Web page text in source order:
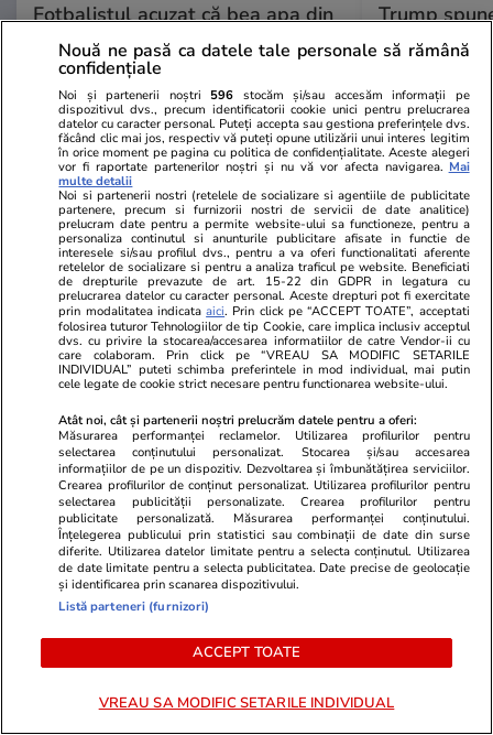
Fotbalistul acuzat că bea apa din
ghivece și florării, surprins de ce a
găsit în România: „Nu mă
așteptam la asta”
Trump
electrice
stârnește
ULTIMELE ȘTIRI
Știri Externe 14:22
Începe procesul istoric pentru uciderea lui
Tupac Shakur, la aproape 30 de ani de la
crimă. Cine este Dwayne „Keef D” Davis,
acuzat că a fost creierul atacului
Stiri Mondene 14:17
Cât costă preparatele juraților „Chefi la cuțite”
la Summer Well 2026: „Explozie de bucurie”.
Ce poți mânca în ultima zi de festival
Stiri Mondene
Anghel Damian, de ziua lui: „Cel mai tare mă
Nouă ne pasă ca datele tale personale să rămână
confidențiale
Noi și partenerii noștri 596 stocăm și/sau accesăm informații pe
dispozitivul dvs., precum identificatorii cookie unici pentru prelucrarea
datelor cu caracter personal. Puteți accepta sau gestiona preferințele dvs.
făcând clic mai jos, respectiv vă puteți opune utilizării unui interes legitim
în orice moment pe pagina cu politica de confidențialitate. Aceste alegeri
vor fi raportate partenerilor noștri și nu vă vor afecta navigarea. Mai
multe detalii
Noi si partenerii nostri (retelele de socializare si agentiile de publicitate
partenere, precum si furnizorii nostri de servicii de date analitice)
prelucram date pentru a permite website-ului sa functioneze, pentru a
personaliza continutul si anunturile publicitare afisate in functie de
interesele si/sau profilul dvs., pentru a va oferi functionalitati aferente
retelelor de socializare si pentru a analiza traficul pe website. Beneficiati
de drepturile prevazute de art. 15-22 din GDPR in legatura cu
prelucrarea datelor cu caracter personal. Aceste drepturi pot fi exercitate
prin modalitatea indicataaici. Prin click pe “ACCEPT TOATE”, acceptati
folosirea tuturor Tehnologiilor de tip Cookie, care implica inclusiv acceptul
dvs. cu privire la stocarea/accesarea informatiilor de catre Vendor-ii cu
care colaboram. Prin click pe “VREAU SA MODIFIC SETARILE
INDIVIDUAL” puteti schimba preferintele in mod individual, mai putin
cele legate de cookie strict necesare pentru functionarea website-ului.
Atât noi, cât și partenerii noștri prelucrăm datele pentru a oferi:
Măsurarea performanței reclamelor. Utilizarea profilurilor pentru
selectarea conținutului personalizat. Stocarea și/sau accesarea
informațiilor de pe un dispozitiv. Dezvoltarea și îmbunătățirea serviciilor.
Crearea profilurilor de conținut personalizat. Utilizarea profilurilor pentru
selectarea publicității personalizate. Crearea profilurilor pentru
publicitate personalizată. Măsurarea performanței conținutului.
Înțelegerea publicului prin statistici sau combinații de date din surse
diferite. Utilizarea datelor limitate pentru a selecta conținutul. Utilizarea
de date limitate pentru a selecta publicitatea. Date precise de geolocație
și identificarea prin scanarea dispozitivului.
Listă parteneri (furnizori)
ACCEPT TOATE
VREAU SA MODIFIC SETARILE INDIVIDUAL